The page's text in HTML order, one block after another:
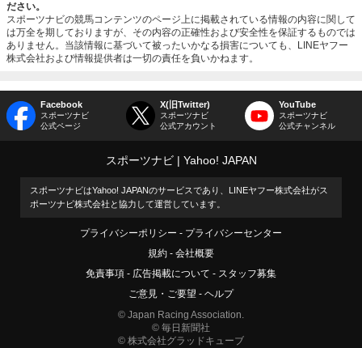
ださい。
スポーツナビの競馬コンテンツのページ上に掲載されている情報の内容に関して
は万全を期しておりますが、その内容の正確性および安全性を保証するものでは
ありません。当該情報に基づいて被ったいかなる損害についても、LINEヤフー
株式会社および情報提供者は一切の責任を負いかねます。
Facebook
スポーツナビ
公式ページ
X(旧Twitter)
スポーツナビ
公式アカウント
YouTube
スポーツナビ
公式チャンネル
スポーツナビ Yahoo! JAPAN
スポーツナビはYahoo! JAPANのサービスであり、LINEヤフー株式会社がス
ポーツナビ株式会社と協力して運営しています。
プライバシーポリシー
プライバシーセンター
規約
会社概要
免責事項
広告掲載について
スタッフ募集
ご意見・ご要望
ヘルプ
© Japan Racing Association.
© 毎日新聞社
© 株式会社グラッドキューブ